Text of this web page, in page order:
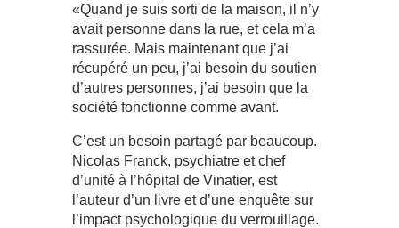
«Quand je suis sorti de la maison, il n’y
avait personne dans la rue, et cela m’a
rassurée. Mais maintenant que j’ai
récupéré un peu, j’ai besoin du soutien
d’autres personnes, j’ai besoin que la
société fonctionne comme avant.
C’est un besoin partagé par beaucoup.
Nicolas Franck, psychiatre et chef
d’unité à l’hôpital de Vinatier, est
l’auteur d’un livre et d’une enquête sur
l’impact psychologique du verrouillage.